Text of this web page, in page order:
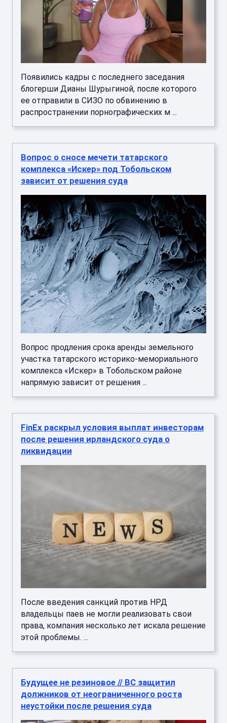
Появились кадры с последнего заседания
блогерши Дианы Шурыгиной, после которого
ее отправили в СИЗО по обвинению в
распространении порнографических м ...
Вопрос о сносе мечети татарского
комплекса «Искер» под Тобольском
зависит от решения суда
Вопрос продления срока аренды земельного
участка татарского историко-мемориального
комплекса «Искер» в Тобольском районе
напрямую зависит от решения ...
FinEx раскрыл условия выплат инвесторам
после решения ирландского суда о
ликвидации
После введения санкций против НРД
владельцы паев не могли реализовать свои
права, компания несколько лет искала решение
этой проблемы. ...
Будущее не резиновое // ВС защитил
должников от неограниченного роста
неустойки после решения суда